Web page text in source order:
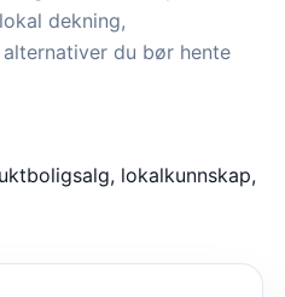
dekning,
du bør hente
lokalkunnskap,